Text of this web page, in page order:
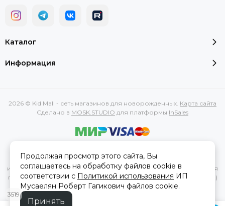
Каталог
Информация
2026 © Kid Mall - сеть магазинов для новорожденных. Карта сайта
Сделано в MOSK.STUDIO для платформы InSales
характеристик, стоимости товаров и услуг, носит
информационный характер и ни при каких условиях не является
публичной офертой, определяемой положениями Статьи 437(2)
Гражданского кодекса РФ.
3519
Продолжая просмотр этого сайта, Вы
соглашаетесь на обработку файлов cookie в
соответствии с Политикой использования ИП
Мусаелян Роберт Гагикович файлов cookie.
Принять